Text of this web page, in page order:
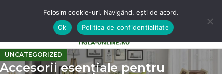
UNCATEGORIZED
Accesorii esențiale pentru
Folosim cookie-uri. Navigând, ești de acord.
Ok
Politica de confidentialitate